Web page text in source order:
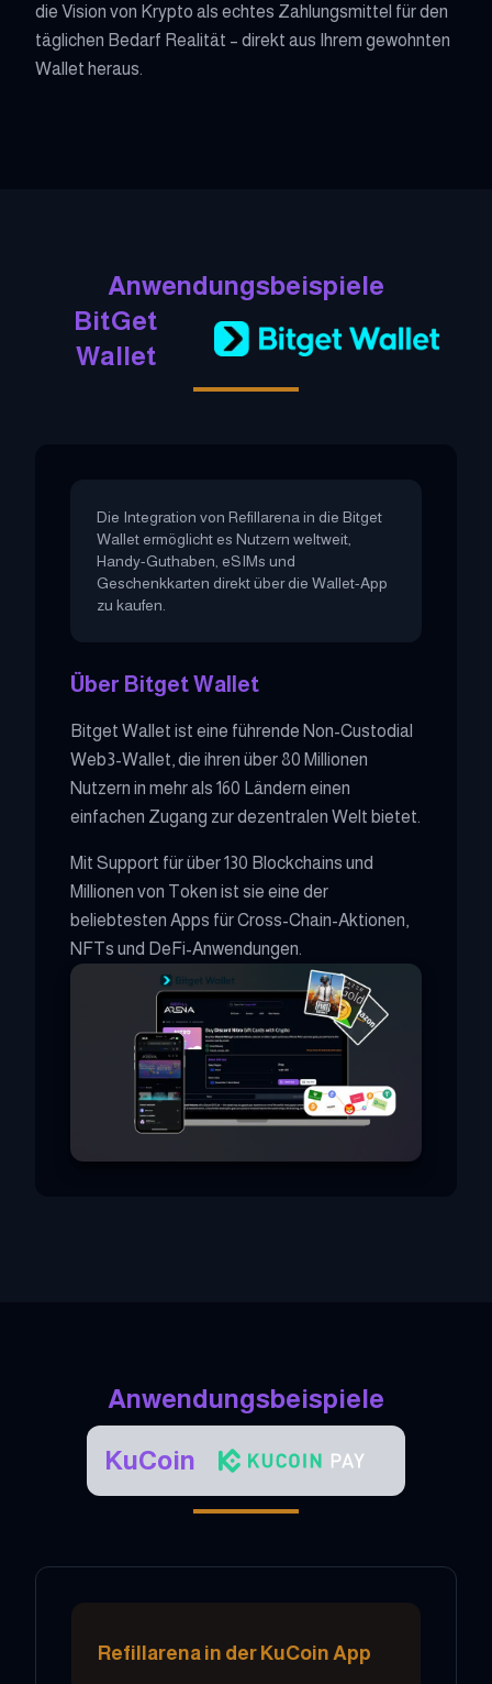
die Vision von Krypto als echtes Zahlungsmittel für den
täglichen Bedarf Realität – direkt aus Ihrem gewohnten
Wallet heraus.
Anwendungsbeispiele
BitGet
Wallet
Die Integration von Refillarena in die Bitget
Wallet ermöglicht es Nutzern weltweit,
Handy-Guthaben, eSIMs und
Geschenkkarten direkt über die Wallet-App
zu kaufen.
Über Bitget Wallet
Bitget Wallet ist eine führende Non-Custodial
Web3-Wallet, die ihren über 80 Millionen
Nutzern in mehr als 160 Ländern einen
einfachen Zugang zur dezentralen Welt bietet.
Mit Support für über 130 Blockchains und
Millionen von Token ist sie eine der
beliebtesten Apps für Cross-Chain-Aktionen,
NFTs und DeFi-Anwendungen.
Anwendungsbeispiele
KuCoin
Refillarena in der KuCoin App